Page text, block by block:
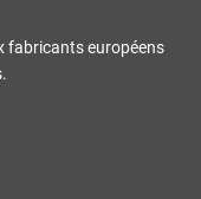
fabricants européens